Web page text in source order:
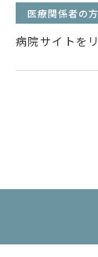
医療関係者の
病院サイトを